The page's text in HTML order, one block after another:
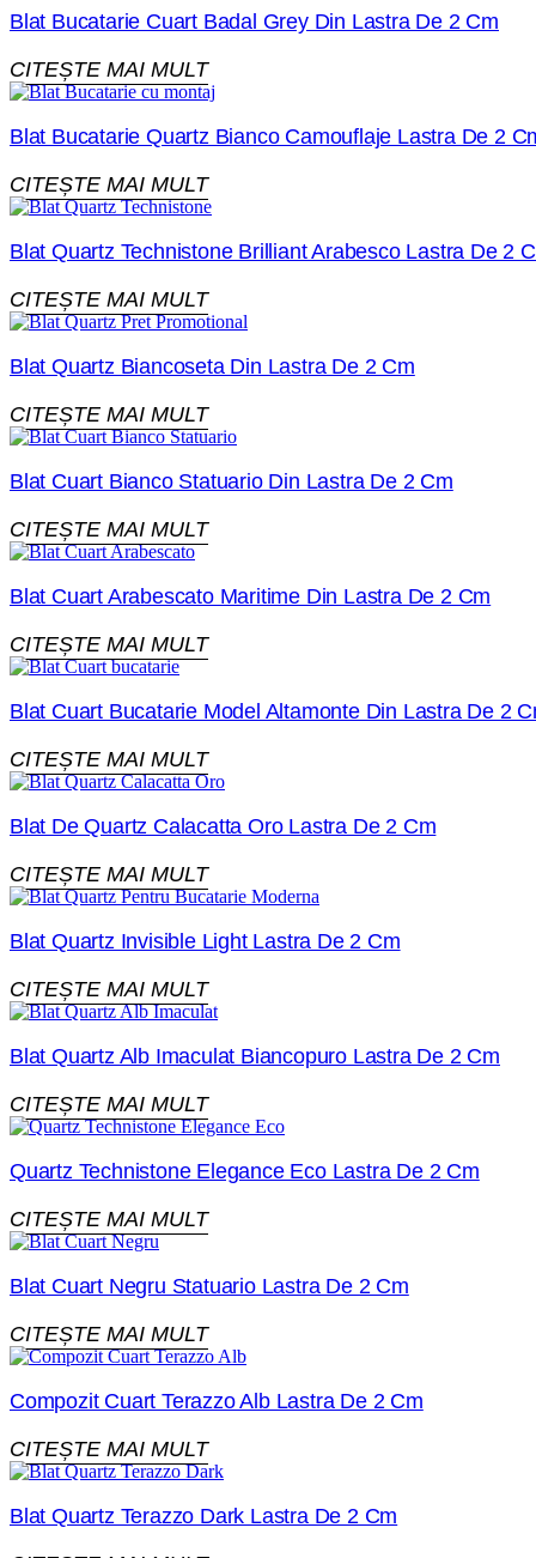
Blat Bucatarie Cuart Badal Grey Din Lastra De 2 Cm
CITEȘTE MAI MULT
Blat Bucatarie Quartz Bianco Camouflaje Lastra De 2
CITEȘTE MAI MULT
Blat Quartz Technistone Brilliant Arabesco Lastra De 2
CITEȘTE MAI MULT
Blat Quartz Biancoseta Din Lastra De 2 Cm
CITEȘTE MAI MULT
Blat Cuart Bianco Statuario Din Lastra De 2 Cm
CITEȘTE MAI MULT
Blat Cuart Arabescato Maritime Din Lastra De 2 Cm
CITEȘTE MAI MULT
Blat Cuart Bucatarie Model Altamonte Din Lastra De 2
CITEȘTE MAI MULT
Blat De Quartz Calacatta Oro Lastra De 2 Cm
CITEȘTE MAI MULT
Blat Quartz Invisible Light Lastra De 2 Cm
CITEȘTE MAI MULT
Blat Quartz Alb Imaculat Biancopuro Lastra De 2 Cm
CITEȘTE MAI MULT
Quartz Technistone Elegance Eco Lastra De 2 Cm
CITEȘTE MAI MULT
Blat Cuart Negru Statuario Lastra De 2 Cm
CITEȘTE MAI MULT
Compozit Cuart Terazzo Alb Lastra De 2 Cm
CITEȘTE MAI MULT
Blat Quartz Terazzo Dark Lastra De 2 Cm